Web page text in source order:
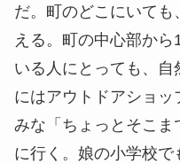
だ。町のどこにいて
える。町の中心部か
いる人にとっても、自
にはアウトドアショ
みな「ちょっとそこま
に行く。娘の小学校で